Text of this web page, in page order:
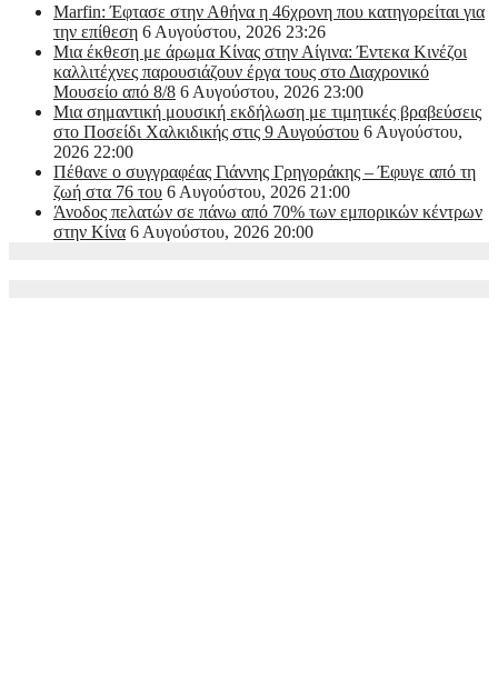
Marfin: Έφτασε στην Αθήνα η 46χρονη που κατηγορείται για
την επίθεση 6 Αυγούστου, 2026 23:26
Μια έκθεση με άρωμα Κίνας στην Αίγινα: Έντεκα Κινέζοι
καλλιτέχνες παρουσιάζουν έργα τους στο Διαχρονικό
Μουσείο από 8/8 6 Αυγούστου, 2026 23:00
Μια σημαντική μουσική εκδήλωση με τιμητικές βραβεύσεις
στο Ποσείδι Χαλκιδικής στις 9 Αυγούστου 6 Αυγούστου,
2026 22:00
Πέθανε ο συγγραφέας Γιάννης Γρηγοράκης – Έφυγε από τη
ζωή στα 76 του 6 Αυγούστου, 2026 21:00
Άνοδος πελατών σε πάνω από 70% των εμπορικών κέντρων
στην Κίνα 6 Αυγούστου, 2026 20:00